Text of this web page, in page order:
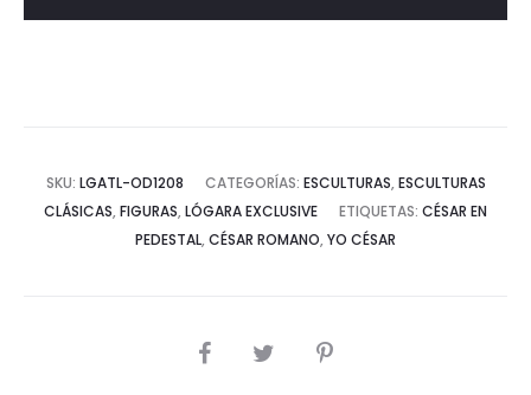
SKU: LGATL-OD1208 CATEGORÍAS: ESCULTURAS, ESCULTURAS
CLÁSICAS, FIGURAS, LÓGARA EXCLUSIVE ETIQUETAS: CÉSAR EN
PEDESTAL, CÉSAR ROMANO, YO CÉSAR
COMPARTIR